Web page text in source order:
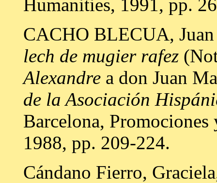
Humanities, 1991, pp.
CACHO BLECUA,
lech de mugier rafez
Alexandre a don Juan
de la Asociación
Barcelona,
1988, pp. 209-224.
Cándano Fierro,